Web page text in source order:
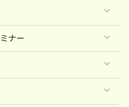
料会員向け）
ト
ナー